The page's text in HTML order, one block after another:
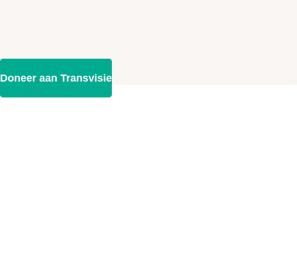
Doneer aan Transvisie